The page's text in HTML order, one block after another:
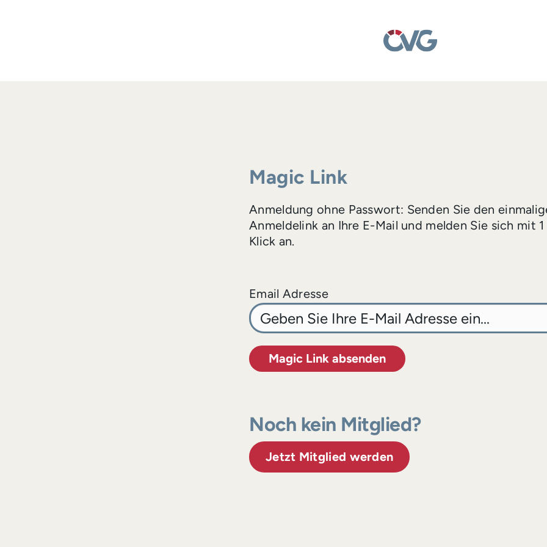
Magic Link
Anmeldung ohne Passwort: Senden Sie den
Anmeldelink an Ihre E-Mail und melden Sie sich mit 1
Klick an.
Email Adresse
Magic Link absenden
Noch kein Mitglied?
Jetzt Mitglied werden